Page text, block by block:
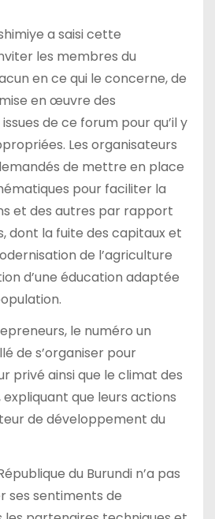
a saisi cette
les membres du
en ce qui le concerne, de
en œuvre des
de ce forum pour qu’il y
Les organisateurs
de mettre en place
pour faciliter la
et des autres par rapport
dont la fuite des capitaux et
de l’agriculture
d’une éducation adaptée
le numéro un
de s’organiser pour
privé ainsi que le climat des
expliquant que leurs actions
de développement du
du Burundi n’a pas
ses sentiments de